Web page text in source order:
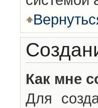
Как мне
Для